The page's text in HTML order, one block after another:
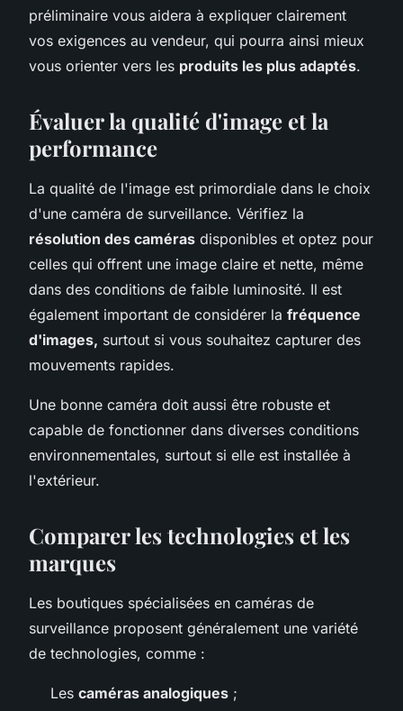
préliminaire vous aidera à expliquer clairement
vos exigences au vendeur, qui pourra ainsi mieux
vous orienter vers les produits les plus adaptés.
Évaluer la qualité d'image et la
performance
La qualité de l'image est primordiale dans le choix
d'une caméra de surveillance. Vérifiez la
résolution des caméras disponibles et optez pour
celles qui offrent une image claire et nette, même
dans des conditions de faible luminosité. Il est
également important de considérer la fréquence
d'images, surtout si vous souhaitez capturer des
mouvements rapides.
Une bonne caméra doit aussi être robuste et
capable de fonctionner dans diverses conditions
environnementales, surtout si elle est installée à
l'extérieur.
Comparer les technologies et les
marques
Les boutiques spécialisées en caméras de
surveillance proposent généralement une variété
de technologies, comme :
Les caméras analogiques ;